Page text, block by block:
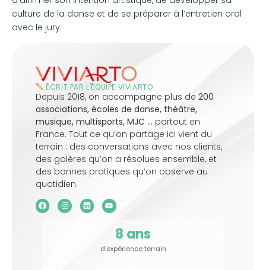
culture de la danse et de se préparer à l’entretien oral
avec le jury.
ÉCRIT PAR L'ÉQUIPE VIVIARTO
Depuis 2018, on accompagne plus de 200
associations, écoles de danse, théâtre,
musique, multisports, MJC … partout en
France. Tout ce qu’on partage ici vient du
terrain : des conversations avec nos clients,
des galères qu’on a résolues ensemble, et
des bonnes pratiques qu’on observe au
quotidien.
d'expérience terrain
8 ans